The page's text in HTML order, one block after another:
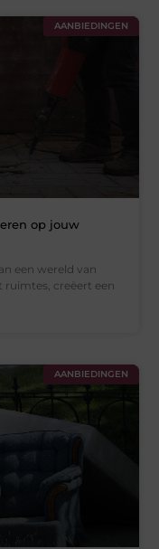
AANBIEDINGEN
op jouw
een wereld van
ruimtes, creëert een
AANBIEDINGEN